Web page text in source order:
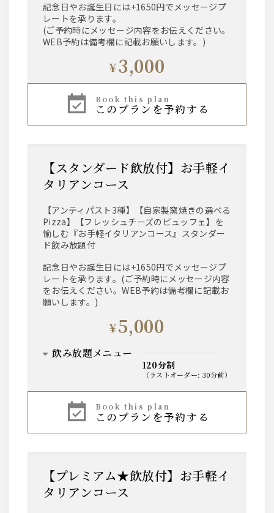
記念日やお誕生日には+1650円でメッセージプ
レートを承ります。
(ご予約時にメッセージ内容をお伝えください。
WEB予約は備考欄に記載お願いします。)
¥3,000
book this plan
このプランを予約する
【スタンダード飲放付】お手軽イ
タリアンコース
【アンティパスト3種】【自家製窯焼きの選べる
Pizza】【フレッシュチーズのビュッフェ】を
愉しむ『お手軽イタリアンコース』スタンダー
ド飲み放題付
記念日やお誕生日には+1650円でメッセージプ
レートを承ります。(ご予約時にメッセージ内容
をお伝えください。WEB予約は備考欄に記載お
願いします。)
¥5,000
飲み放題メニュー
120分制
（ ラストオーダー: 30分前）
サワー
・レモンサワー
・グレープフルーツサワー
ハイボール
book this plan
このプランを予約する
【プレミアム★飲放付】お手軽イ
タリアンコース